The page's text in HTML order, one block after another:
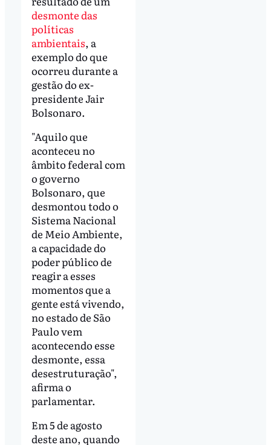
desmonte das
políticas
ambientais, a
exemplo do que
ocorreu durante a
gestão do ex-
presidente Jair
Bolsonaro.
"Aquilo que
aconteceu no
âmbito federal com
o governo
Bolsonaro, que
desmontou todo o
Sistema Nacional
de Meio Ambiente,
a capacidade do
poder público de
reagir a esses
momentos que a
gente está vivendo,
no estado de São
Paulo vem
acontecendo esse
desmonte, essa
desestruturação",
afirma o
parlamentar.
Em 5 de agosto
deste ano, quando